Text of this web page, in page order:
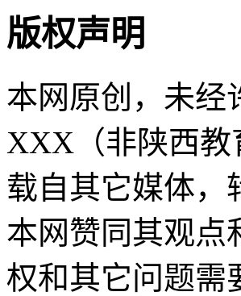
版权声明
本网原创，未经
XXX（非陕西教
载自其它媒体，
本网赞同其观点
权和其它问题需